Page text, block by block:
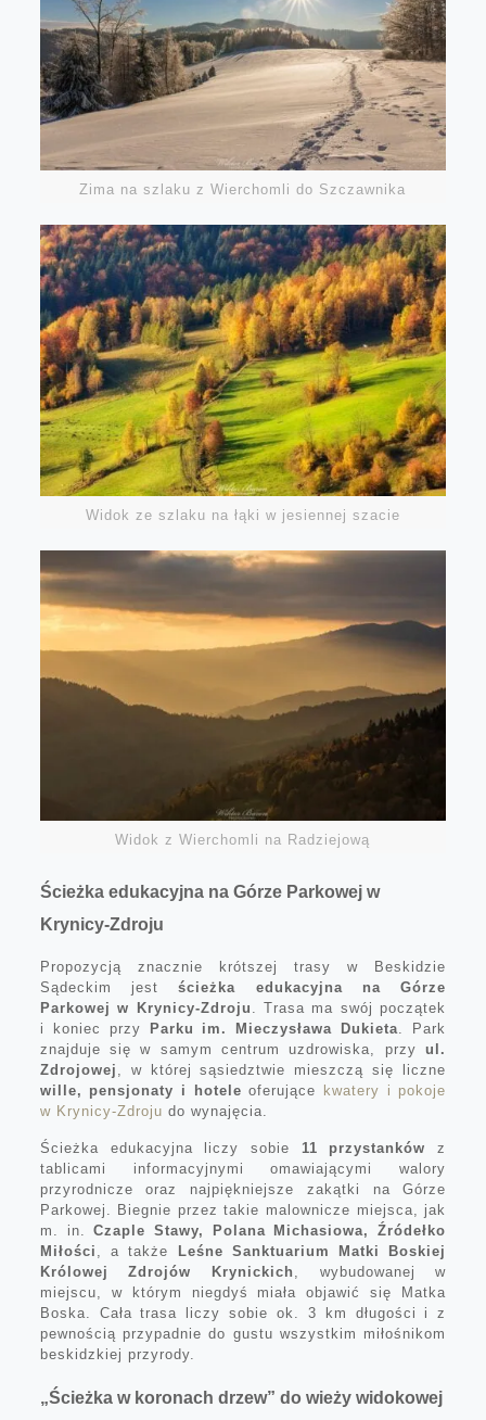
Zima na szlaku z Wierchomli do Szczawnika
Widok ze szlaku na łąki w jesiennej szacie
Widok z Wierchomli na Radziejową
Ścieżka edukacyjna na Górze Parkowej w
Krynicy-Zdroju
Propozycją znacznie krótszej trasy w Beskidzie
Sądeckim jestścieżka edukacyjna na Górze
Parkowej w Krynicy-Zdroju . Trasa ma swój początek
i koniec przy
Parku im. Mieczysława Dukieta. Park
znajduje się w samym centrum uzdrowiska, przyul.
Zdrojowej , w której sąsiedztwie mieszczą się liczne
wille, pensjonaty i hotele oferujące
kwatery i pokoje
w Krynicy-Zdroju do wynajęcia.
Ścieżka edukacyjna liczy sobie 11 przystanków z
tablicami informacyjnymi omawiającymi walory
przyrodnicze oraz najpiękniejsze zakątki na Górze
Parkowej. Biegnie przez takie malownicze miejsca, jak
m. in.Czaple Stawy, Polana Michasiowa, Źródełko
Miłości , a także
Leśne Sanktuarium Matki Boskiej
Królowej Zdrojów Krynickich , wybudowanej w
miejscu, w którym niegdyś miała objawić się Matka
Boska. Cała trasa liczy sobie ok. 3 km długości i z
pewnością przypadnie do gustu wszystkim miłośnikom
beskidzkiej przyrody.
„Ścieżka w koronach drzew” do wieży widokowej